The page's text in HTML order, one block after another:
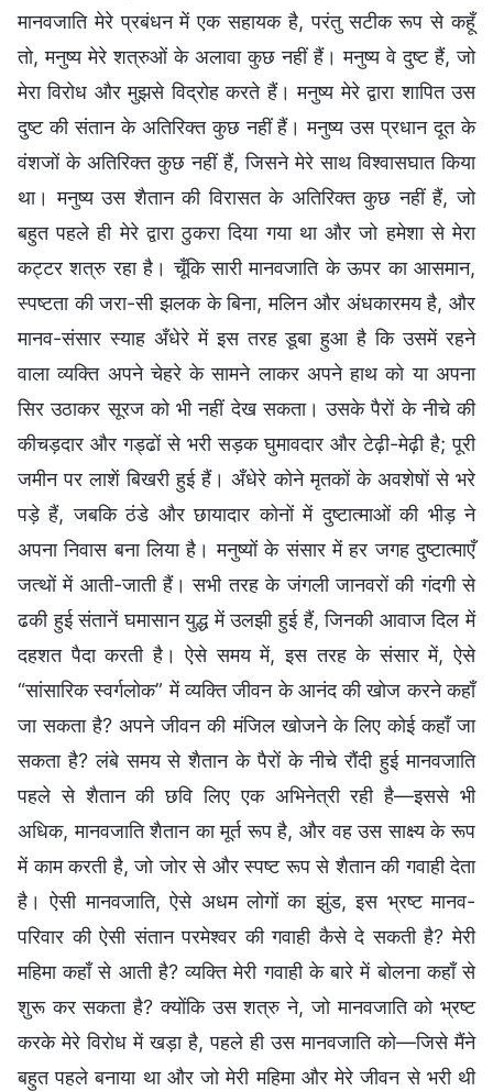
मानवजाति मेरे प्रबंधन में एक सहायक है, परंतु सटीक रूप से कहूँ
तो, मनुष्य मेरे शत्रुओं के अलावा कुछ नहीं हैं। मनुष्य वे दुष्ट हैं, जो
मेरा विरोध और मुझसे विद्रोह करते हैं। मनुष्य मेरे द्वारा शापित उस
दुष्ट की संतान के अतिरिक्त कुछ नहीं हैं। मनुष्य उस प्रधान दूत के
वंशजों के अतिरिक्त कुछ नहीं हैं, जिसने मेरे साथ विश्वासघात किया
था। मनुष्य उस शैतान की विरासत के अतिरिक्त कुछ नहीं हैं, जो
बहुत पहले ही मेरे द्वारा ठुकरा दिया गया था और जो हमेशा से मेरा
कट्टर शत्रु रहा है। चूँकि सारी मानवजाति के ऊपर का आसमान,
स्पष्टता की जरा-सी झलक के बिना, मलिन और अंधकारमय है, और
मानव-संसार स्याह अँधेरे में इस तरह डूबा हुआ है कि उसमें रहने
वाला व्यक्ति अपने चेहरे के सामने लाकर अपने हाथ को या अपना
सिर उठाकर सूरज को भी नहीं देख सकता। उसके पैरों के नीचे की
कीचड़दार और गड्ढों से भरी सड़क घुमावदार और टेढ़ी-मेढ़ी है; पूरी
जमीन पर लाशें बिखरी हुई हैं। अँधेरे कोने मृतकों के अवशेषों से भरे
पड़े हैं, जबकि ठंडे और छायादार कोनों में दुष्टात्माओं की भीड़ ने
अपना निवास बना लिया है। मनुष्यों के संसार में हर जगह दुष्टात्माएँ
जत्थों में आती-जाती हैं। सभी तरह के जंगली जानवरों की गंदगी से
ढकी हुई संतानें घमासान युद्ध में उलझी हुई हैं, जिनकी आवाज दिल में
दहशत पैदा करती है। ऐसे समय में, इस तरह के संसार में, ऐसे
“सांसारिक स्वर्गलोक” में व्यक्ति जीवन के आनंद की खोज करने कहाँ
जा सकता है? अपने जीवन की मंजिल खोजने के लिए कोई कहाँ जा
सकता है? लंबे समय से शैतान के पैरों के नीचे रौंदी हुई मानवजाति
पहले से शैतान की छवि लिए एक अभिनेत्री रही है—इससे भी
अधिक, मानवजाति शैतान का मूर्त रूप है, और वह उस साक्ष्य के रूप
में काम करती है, जो जोर से और स्पष्ट रूप से शैतान की गवाही देता
है। ऐसी मानवजाति, ऐसे अधम लोगों का झुंड, इस भ्रष्ट मानव-
परिवार की ऐसी संतान परमेश्वर की गवाही कैसे दे सकती है? मेरी
महिमा कहाँ से आती है? व्यक्ति मेरी गवाही के बारे में बोलना कहाँ से
शुरू कर सकता है? क्योंकि उस शत्रु ने, जो मानवजाति को भ्रष्ट
करके मेरे विरोध में खड़ा है, पहले ही उस मानवजाति को—जिसे मैंने
बहुत पहले बनाया था और जो मेरी महिमा और मेरे जीवन से भरी थी